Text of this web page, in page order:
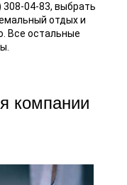
308-04-83, выбрать
отдых и
Все остальные
компании